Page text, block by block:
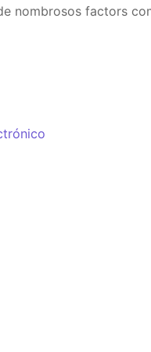
nombrosos factors